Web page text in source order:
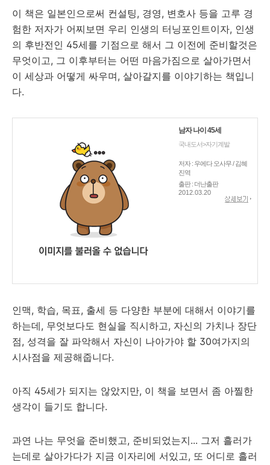
이 책은 일본인으로써 컨설팅, 경영, 변호사 등을 고루 경
험한 저자가 어찌보면 우리 인생의 터닝포인트이자, 인생
의 후반전인 45세를 기점으로 해서 그 이전에 준비할것은
무엇이고, 그 이후부터는 어떤 마음가짐으로 살아가면서
이 세상과 어떻게 싸우며, 살아갈지를 이야기하는 책입니
다.
남자 나이 45세
국내도서>자기계발
저자 : 우에다 오사무 / 김혜
진역
출판 : 더난출판
2012.03.20
인맥, 학습, 목표, 출세 등 다양한 부분에 대해서 이야기를
하는데, 무엇보다도 현실을 직시하고, 자신의 가치나 장단
점, 성격을 잘 파악해서 자신이 나아가야 할 30여가지의
시사점을 제공해줍니다.
아직 45세가 되지는 않았지만, 이 책을 보면서 좀 아찔한
생각이 들기도 합니다.
과연 나는 무엇을 준비했고, 준비되었는지... 그저 흘러가
는데로 살아가다가 지금 이자리에 서있고, 또 어디로 흘러